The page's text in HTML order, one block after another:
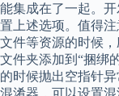
能集成在了一起。
置上述选项。值得
文件等资源的时候
文件夹添加到“捆绑
的时候抛出空指针异
混淆器，可以设置